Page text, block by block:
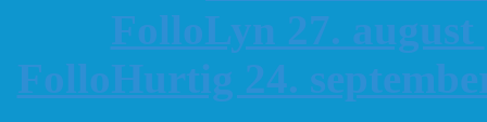
FolloLyn 27. august
FolloHurtig 24.